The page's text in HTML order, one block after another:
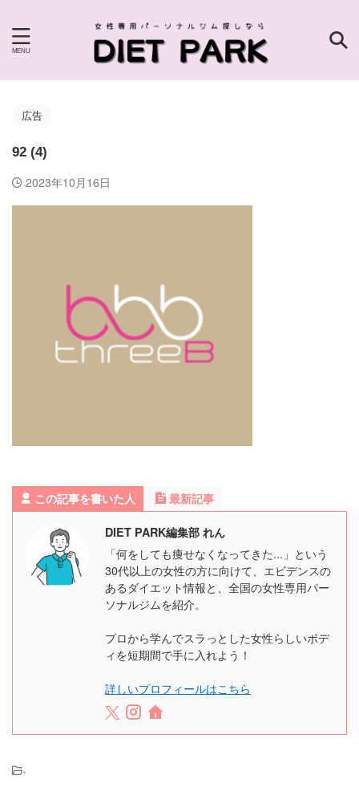
広告
92 (4)
2023年10月16日
この記事を書いた人 最新記事
DIET PARK編集部 れん
「何をしても痩せなくなってきた...」という
30代以上の女性の方に向けて、エビデンスの
あるダイエット情報と、全国の女性専用パー
ソナルジムを紹介。
プロから学んでスラっとした女性らしいボデ
ィを短期間で手に入れよう！
詳しいプロフィールはこちら
-